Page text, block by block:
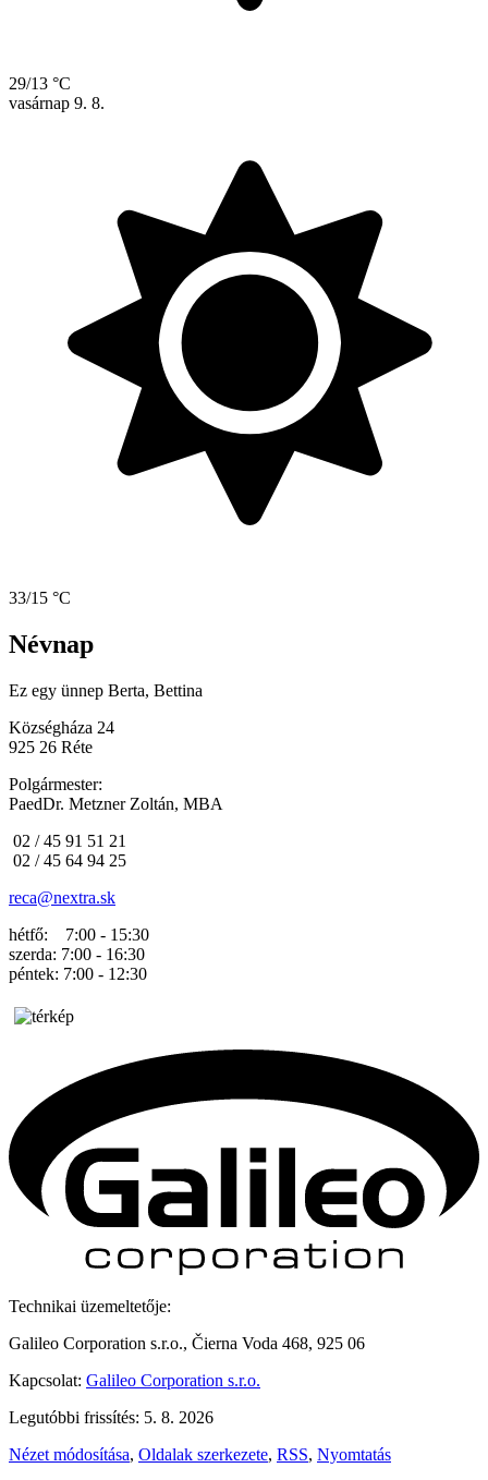
29/13 °C
vasárnap 9. 8.
33/15 °C
Névnap
Ez egy ünnep Berta, Bettina
Községháza 24
925 26 Réte
Polgármester:
PaedDr. Metzner Zoltán, MBA
02 / 45 91 51 21
02 / 45 64 94 25
reca@nextra.sk
hétfő: 7:00 - 15:30
szerda: 7:00 - 16:30
péntek: 7:00 - 12:30
Technikai üzemeltetője:
Galileo Corporation s.r.o., Čierna Voda 468, 925 06
Kapcsolat: Galileo Corporation s.r.o.
Legutóbbi frissítés: 5. 8. 2026
Nézet módosítása, Oldalak szerkezete, RSS, Nyomtatás